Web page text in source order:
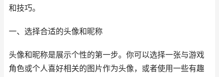
和技巧。
一、选择合适的头像和昵称
头像和昵称是展示个性的第一步。你可以选择一张与游戏
角色或个人喜好相关的图片作为头像，或者使用一些有趣